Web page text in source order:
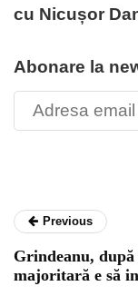
cu Nicușor
Abonare la
Previous
Grindeanu, după
majoritară e să